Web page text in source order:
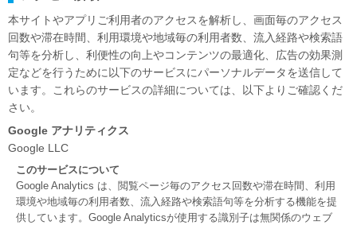
本サイトやアプリご利用者のアクセスを解析し、画面毎のアクセス
回数や滞在時間、利用環境や地域毎の利用者数、流入経路や検索語
句等を分析し、利便性の向上やコンテンツの最適化、広告の効果測
定などを行うために以下のサービスにパーソナルデータを送信して
います。これらのサービスの詳細については、以下よりご確認くだ
さい。
Google アナリティクス
Google LLC
このサービスについて
Google Analytics は、閲覧ページ毎のアクセス回数や滞在時間、利用
環境や地域毎の利用者数、流入経路や検索語句等を分析する機能を提
供しています。Google Analyticsが使用する識別子は無関係のウェブ